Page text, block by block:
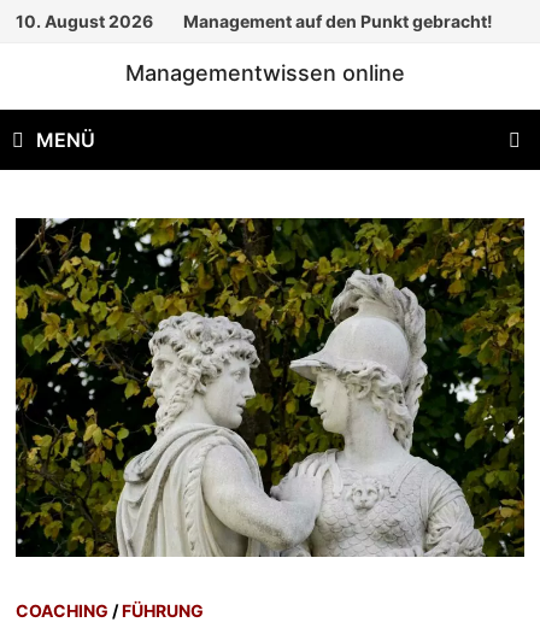
Zum10. August 2026 Management auf den Punkt gebracht!
Managementwissen online
MENÜ
COACHING /FÜHRUNG